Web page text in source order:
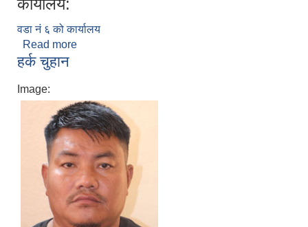
कार्यालय:
वडा नं ६ को कार्यालय
Read more
हर्क चुहान
Image: